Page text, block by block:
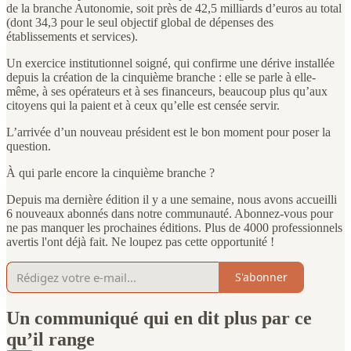
de la branche Autonomie, soit près de 42,5 milliards d’euros au total
(dont 34,3 pour le seul objectif global de dépenses des
établissements et services).
Un exercice institutionnel soigné, qui confirme une dérive installée
depuis la création de la cinquième branche : elle se parle à elle-
même, à ses opérateurs et à ses financeurs, beaucoup plus qu’aux
citoyens qui la paient et à ceux qu’elle est censée servir.
L’arrivée d’un nouveau président est le bon moment pour poser la
question.
À qui parle encore la cinquième branche ?
Depuis ma dernière édition il y a une semaine, nous avons accueilli
6 nouveaux abonnés dans notre communauté. Abonnez-vous pour
ne pas manquer les prochaines éditions. Plus de 4000 professionnels
avertis l'ont déjà fait. Ne loupez pas cette opportunité !
S'abonner
Un communiqué qui en dit plus par ce
qu’il range